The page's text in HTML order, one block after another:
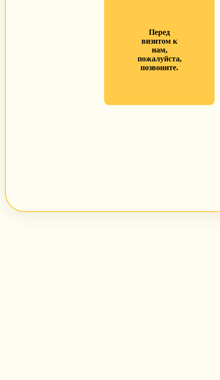
Перед
визитом к
нам,
пожалуйста,
позвоните.